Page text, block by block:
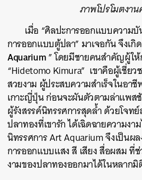
ภาพโปรโมตงา
เมื่อ “ศิลปะการออกแบบความบั
การออกแบบตู้ปลา” มาเจอกัน จึงเกิ
Aquarium” โดยมีชายคนสำคัญผู้ให้
“Hidetomo Kimura” เขาคือผู้เชี่ย
สวยงาม ผู้ประสบความสำเร็จในอา
เกาะญี่ปุ่น ก่อนจะผันตัวตามล่าแพส
ผู้รังสรรค์นิทรรศการสุดล้ำ ด้วยโจท
ปลาทองที่เขารัก ได้เฉิดฉายความงา
นิทรรศการ Art Aquarium จึงเป็นผ
การออกแบบแสง สี เสียง สื่อผสม ที่
งามของปลาทองออกมาได้ในหลากมิ